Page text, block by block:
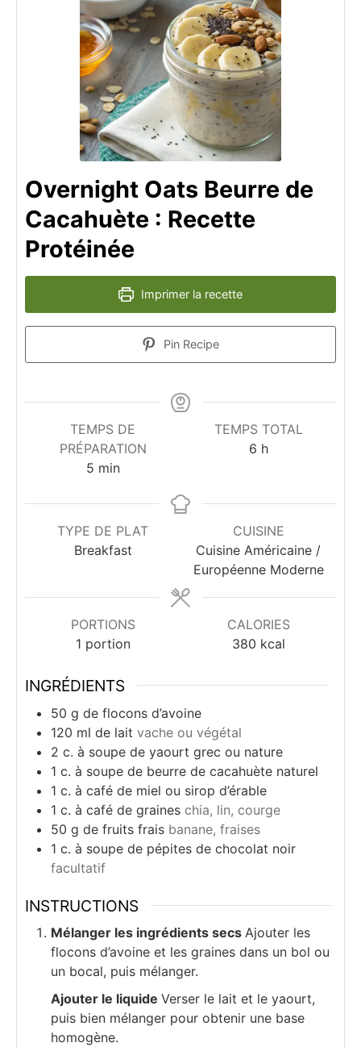
Overnight Oats Beurre de
Cacahuète : Recette
Protéinée
Imprimer la recette
Pin Recipe
TEMPS DE
PRÉPARATION
5minutes
min
TEMPS TOTAL
6heures
h
TYPE DE PLAT
Breakfast
CUISINE
Cuisine Américaine /
Européenne Moderne
PORTIONS
1 portion
CALORIES
380 kcal
INGRÉDIENTS
50 g de flocons d’avoine
120 ml de lait vache ou végétal
2 c. à soupe de yaourt grec ou nature
1 c. à soupe de beurre de cacahuète naturel
1 c. à café de miel ou sirop d’érable
1 c. à café de graines chia, lin, courge
50 g de fruits frais banane, fraises
1 c. à soupe de pépites de chocolat noir
facultatif
INSTRUCTIONS
Mélanger les ingrédients secs Ajouter les
flocons d’avoine et les graines dans un bol ou
un bocal, puis mélanger.
Ajouter le liquide Verser le lait et le yaourt,
puis bien mélanger pour obtenir une base
homogène.